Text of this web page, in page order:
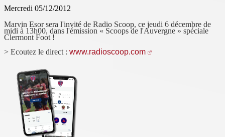
Mercredi 05/12/2012
Marvin Esor sera l'invité de Radio Scoop, ce jeudi 6 décembre de
midi à 13h00, dans l'émission « Scoops de l'Auvergne » spéciale
Clermont Foot !
> Ecoutez le direct : www.radioscoop.com